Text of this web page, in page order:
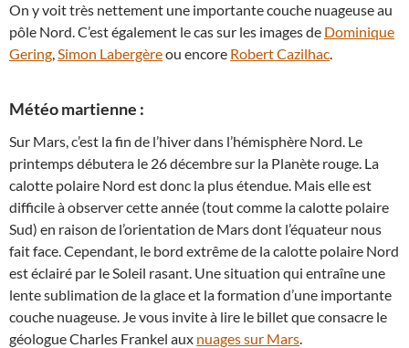
On y voit très nettement une importante couche nuageuse au
pôle Nord. C’est également le cas sur les images de Dominique
Gering,Simon Labergèreou encore Robert Cazilhac.
Météo martienne :
Sur Mars, c’est la fin de l’hiver dans l’hémisphère Nord. Le
printemps débutera le 26 décembre sur la Planète rouge. La
calotte polaire Nord est donc la plus étendue. Mais elle est
difficile à observer cette année (tout comme la calotte polaire
Sud) en raison de l’orientation de Mars dont l’équateur nous
fait face. Cependant, le bord extrême de la calotte polaire Nord
est éclairé par le Soleil rasant. Une situation qui entraîne une
lente sublimation de la glace et la formation d’une importante
couche nuageuse. Je vous invite à lire le billet que consacre le
géologue Charles Frankel aux nuages sur Mars.